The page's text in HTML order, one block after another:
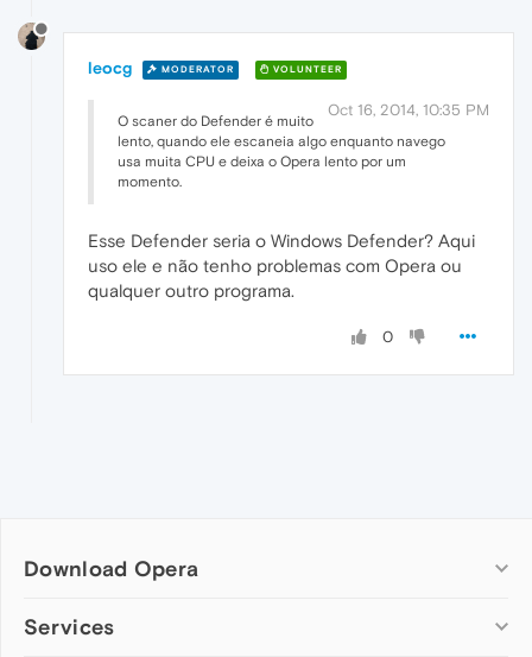
leocg MODERATOR VOLUNTEER
Oct 16, 2014, 10:35 PM
O scaner do Defender é muito
lento, quando ele escaneia algo enquanto navego
usa muita CPU e deixa o Opera lento por um
momento.
Esse Defender seria o Windows Defender? Aqui
uso ele e não tenho problemas com Opera ou
qualquer outro programa.
0
Download Opera
Computer browsers
Services